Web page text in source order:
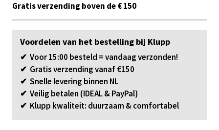
Gratis verzending boven de € 150
Voordelen van het bestelling bij Klupp
✔ Voor 15:00 besteld = vandaag verzonden!
✔ Gratis verzending vanaf €150
✔ Snelle levering binnen NL
✔ Veilig betalen (IDEAL & PayPal)
✔ Klupp kwaliteit: duurzaam & comfortabel